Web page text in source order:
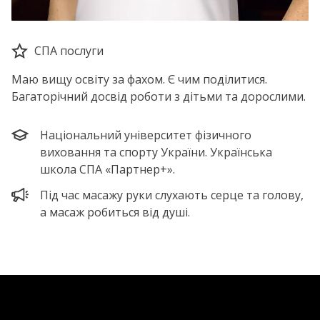
СПА послуги
Маю вищу освіту за фахом. Є чим поділитися.
Багаторічний досвід роботи з дітьми та дорослими.
Національний університет фізичного
виховання та спорту України. Українська
школа СПА «Партнер+».
Під час масажу руки слухають серце та голову,
а масаж робиться від душі.